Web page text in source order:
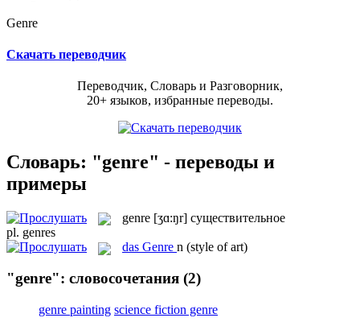
Genre
Скачать переводчик
Переводчик, Словарь и Разговорник,
20+ языков, избранные переводы.
Словарь: "genre" - переводы и
примеры
genre [ʒɑ:ŋr] существительное
pl. genres
das Genre n (style of art)
"genre": словосочетания (2)
genre painting science fiction genre